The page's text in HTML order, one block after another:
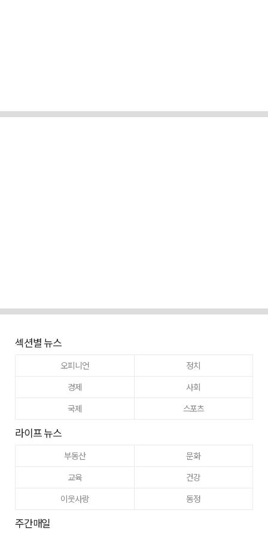
섹션별 뉴스
오피니언
정치
경제
사회
국제
스포츠
라이프 뉴스
부동산
문화
교육
건강
이웃사랑
동정
주간매일